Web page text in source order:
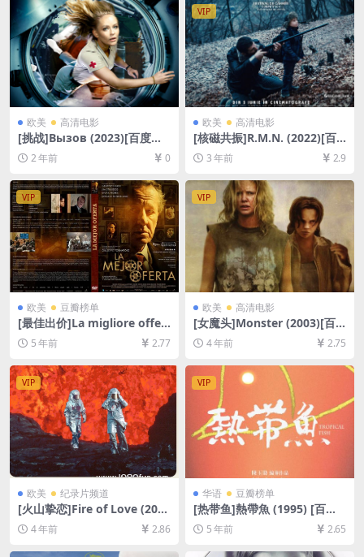
欧美 高清电影
[挑战]Вызов (2023)[百度网
盘+夸克网盘1080P超清未删
减资源][网盘在线播放/下载]
2 年前 0
VIP
欧美 高清电影
[核磁共振]R.M.N. (2022)[百
度网盘+夸克网盘1080P超清
未删减资源][网盘在线播放/下
3 年前 2.9
VIP
欧美 豆瓣榜单
[最佳出价]La migliore offert
a (2013)[百度网盘+夸克网盘
+迅雷云盘资源1080P超清未
删减][MP4/8.6GB][中英字幕]
5 年前 2.77
VIP
欧美 高清电影
[女魔头]Monster (2003)[百
度网盘+迅雷云盘资源1080P
超清未删减][MP4/7GB][中英
字幕]
4 年前 2.75
VIP
欧美 纪录片频道
[火山挚恋]Fire of Love (202
2)[百度网盘+迅雷云盘资源10
80P超清未删减][MP4/6GB]
[官方中字]
4 年前 2.86
VIP
华语 豆瓣榜单
[热带鱼]熱帶魚 (1995) [百度
网盘+迅雷云盘资源1080P超
清][MP4/6.2GB][原声中字]
5 年前 2.65